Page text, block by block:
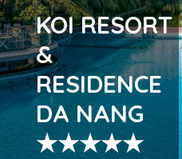
KOI RESORT
&
RESIDENCE
DA NANG
★★★★★